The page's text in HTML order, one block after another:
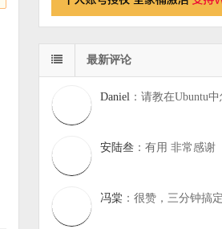
最新评论
Daniel ：请教在Ubuntu
安陆叁 ：有用 非常感谢
冯棠 ：很赞，三分钟搞